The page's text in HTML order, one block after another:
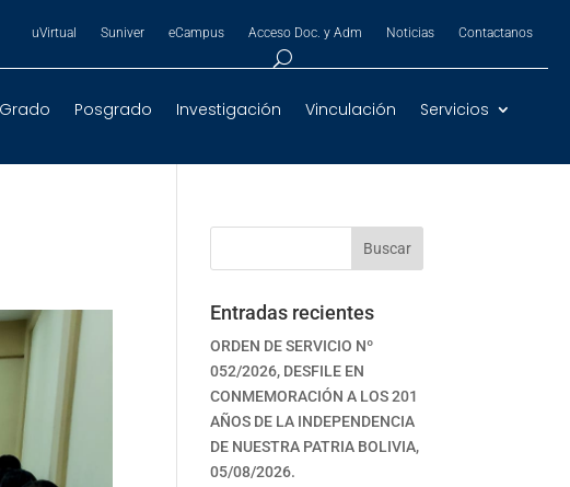
uVirtual Suniver eCampus Acceso Doc. y Adm Noticias Contactanos
Grado Posgrado Investigación Vinculación Servicios
Buscar
Entradas recientes
ORDEN DE SERVICIO Nº
052/2026, DESFILE EN
CONMEMORACIÓN A LOS 201
AÑOS DE LA INDEPENDENCIA
DE NUESTRA PATRIA BOLIVIA,
05/08/2026.